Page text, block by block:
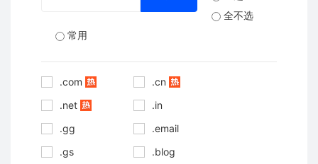
全不选
常用
.com
.cn
.net
.in
.gg
.email
.gs
.blog